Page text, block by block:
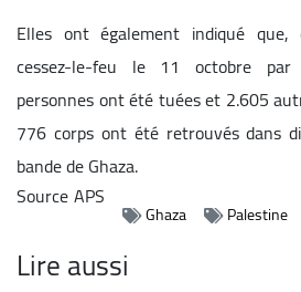
Elles ont également indiqué
cessez-le-feu le 11 octobre
personnes ont été tuées et 2.605
776 corps ont été retrouvés dans
bande de Ghaza.
SourceAPS
Ghaza Palestine
Lire aussi